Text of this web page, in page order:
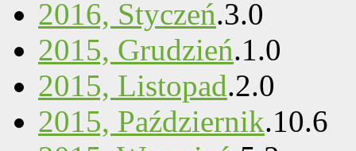
2016, Styczeń.3.0
2015, Grudzień.1.0
2015, Listopad.2.0
2015, Październik.10.6